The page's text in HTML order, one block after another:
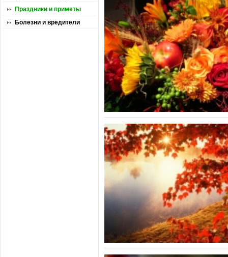
Праздники и приметы
Болезни и вредители